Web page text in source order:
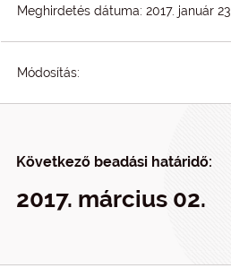
Meghirdetés dátuma: 2017. január 23.
Módosítás:
Következő beadási határidő:
2017. március 02.